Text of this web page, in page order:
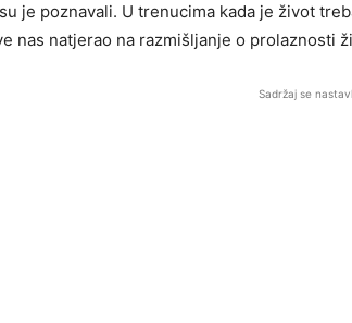
je poznavali. U trenucima kada je život
nas natjerao na razmišljanje o prolaznosti
Sadržaj se